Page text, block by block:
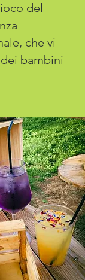
del
che vi
bambini